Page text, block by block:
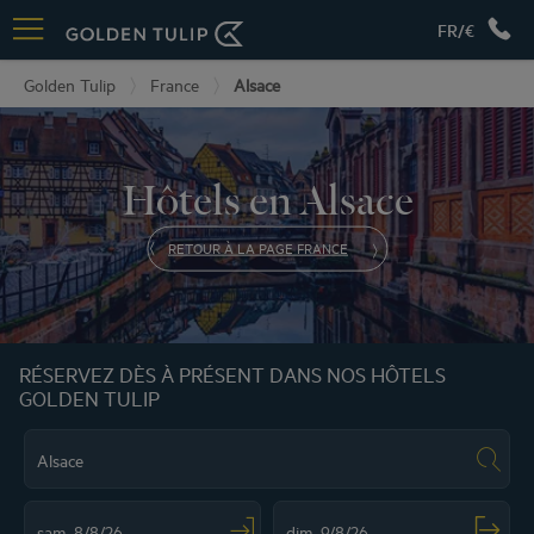
FR/€
Golden Tulip France Alsace
Hôtels en Alsace
RETOUR À LA PAGE FRANCE
RÉSERVEZ DÈS À PRÉSENT DANS NOS HÔTELS
GOLDEN TULIP